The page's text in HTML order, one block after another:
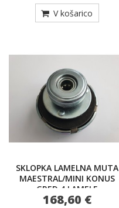
V košarico
SKLOPKA LAMELNA MUTA
MAESTRAL/MINI KONUS
GRED 4 LAMELE
168,60 €